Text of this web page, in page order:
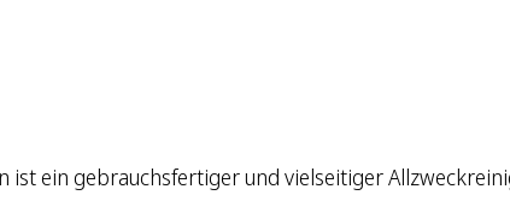
ist ein gebrauchsfertiger und vielseitiger